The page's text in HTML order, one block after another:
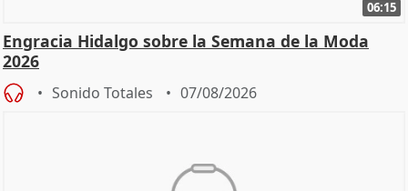
06:15
Engracia Hidalgo sobre la Semana de la Moda
2026
Sonido Totales 07/08/2026